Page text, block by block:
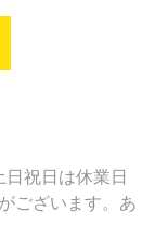
祝日は休業日
ございます。あ